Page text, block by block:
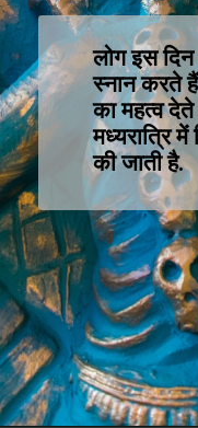
लोग इस
स्नान करते
का महत्व
मध्यरात्रि में
की जाती है.